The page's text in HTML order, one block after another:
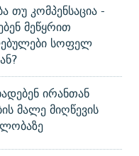
თუ კომპენსაცია -
მეწყრით
სოფელ
ირანთან
მალე მიღწევის